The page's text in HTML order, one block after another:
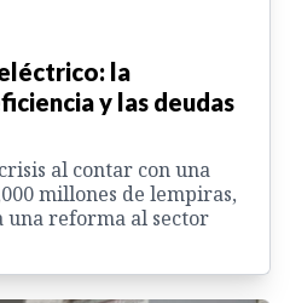
la
y las deudas
al contar con una
millones de lempiras,
una reforma al sector